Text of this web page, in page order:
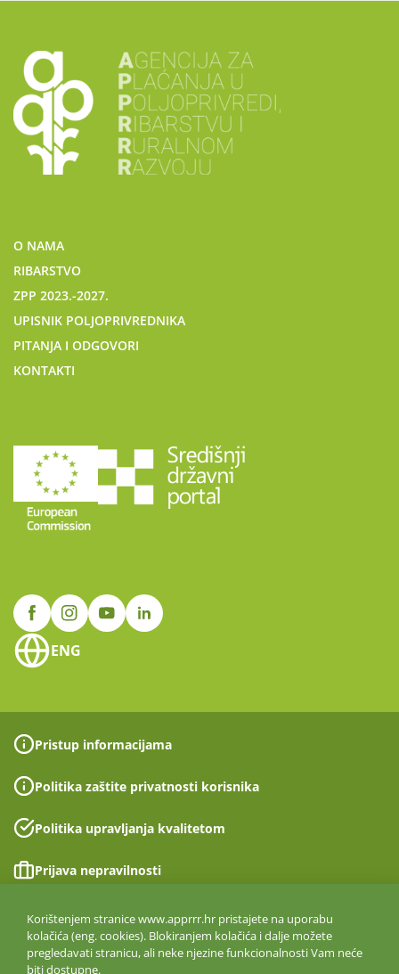
O NAMA
RIBARSTVO
ZPP 2023.-2027.
UPISNIK POLJOPRIVREDNIKA
PITANJA I ODGOVORI
KONTAKTI
ENG
Pristup informacijama
Politika zaštite privatnosti korisnika
Politika upravljanja kvalitetom
Prijava nepravilnosti
Izjava o pristupačnosti
Politika informacijske sigurnosti
Korištenjem stranice www.apprrr.hr pristajete na uporabu
kolačića (eng. cookies). Blokiranjem kolačića i dalje možete
pregledavati stranicu, ali neke njezine funkcionalnosti Vam neće
biti dostupne.